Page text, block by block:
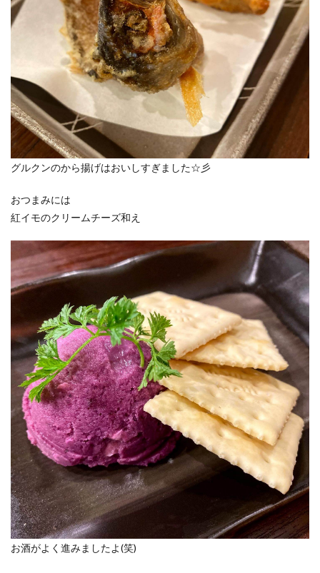
グルクンのから揚げはおいしすぎました☆彡
おつまみには
紅イモのクリームチーズ和え
お酒がよく進みましたよ(笑)